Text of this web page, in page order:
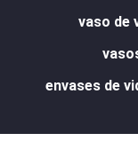
vaso de
envases de